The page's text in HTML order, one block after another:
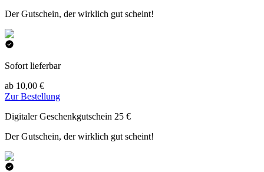
Der Gutschein, der wirklich gut scheint!
Sofort lieferbar
ab 10,00 €
Zur Bestellung
Digitaler Geschenkgutschein 25 €
Der Gutschein, der wirklich gut scheint!